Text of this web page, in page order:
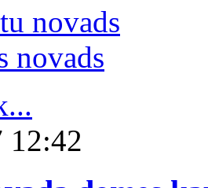
novads
novads
12:42